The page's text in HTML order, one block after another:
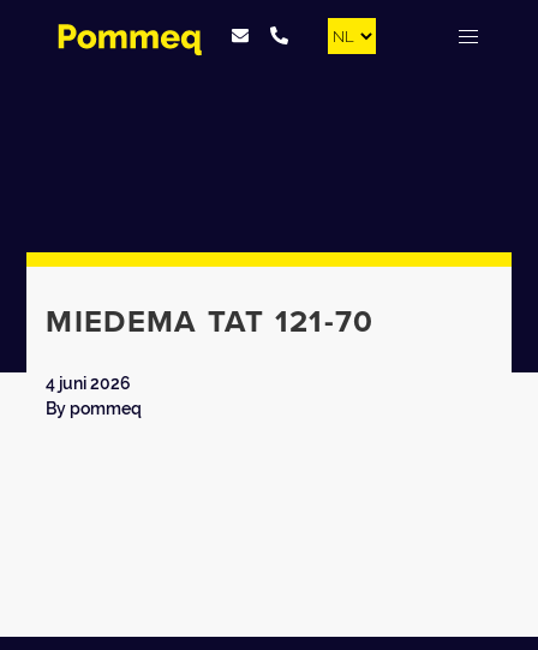
MIEDEMA TAT 121-70
4 juni 2026
By pommeq